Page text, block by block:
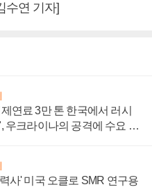
수연 기자]
연료 3만 톤 한국에서 러시
우크라이나의 공격에 수요 늘
사' 미국 오클로 SMR 연구용